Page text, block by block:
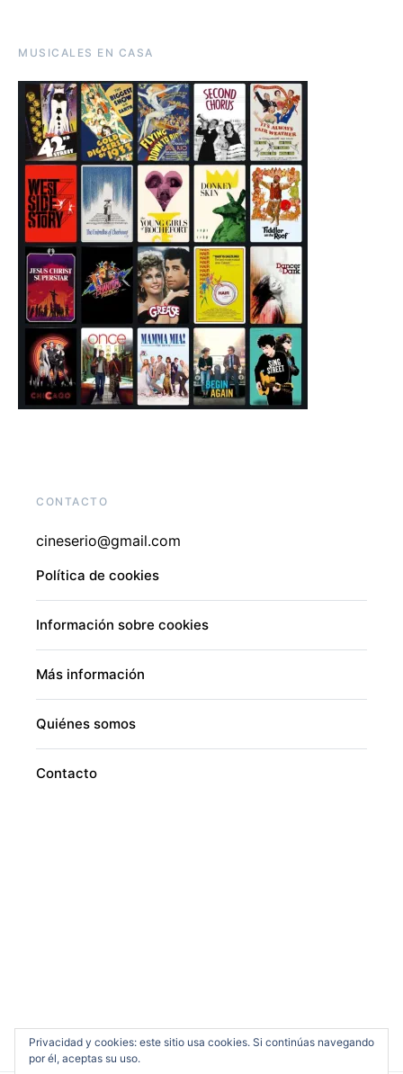
MUSICALES EN CASA
CONTACTO
cineserio@gmail.com
Política de cookies
Información sobre cookies
Más información
Quiénes somos
Contacto
Privacidad y cookies: este sitio usa cookies. Si continúas navegando
por él, aceptas su uso.